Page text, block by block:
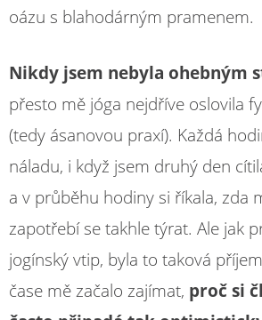
oázu s blahodárným pramenem.
Nikdy jsem nebyla ohebným
přesto mě jóga nejdříve oslovila
(tedy ásanovou praxí). Každá
náladu, i když jsem druhý den
a v průběhu hodiny si říkala, zda
zapotřebí se takhle týrat. Ale jak
jogínský vtip, byla to taková
čase mě začalo zajímat, proč si